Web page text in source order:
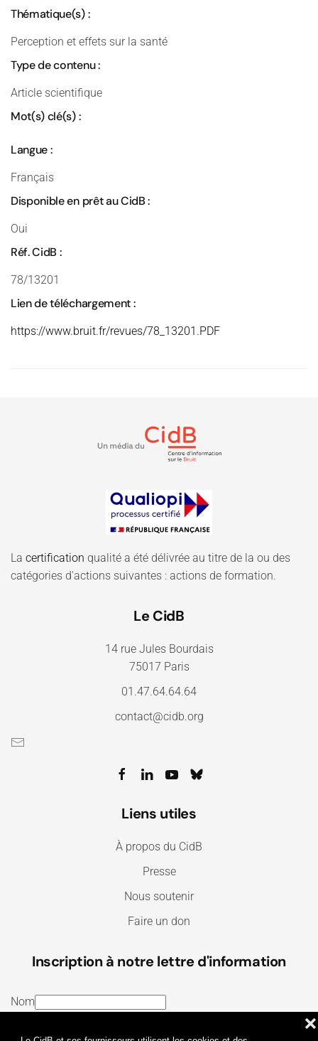
❌
Thématique(s) :
Perception et effets sur la santé
Type de contenu :
Article scientifique
Mot(s) clé(s) :
Langue :
Français
Disponible en prêt au CidB :
Oui
Réf. CidB :
78/13201
Lien de téléchargement :
https://www.bruit.fr/revues/78_13201.PDF
La certification qualité a été délivrée au titre de la ou des
catégories d'actions suivantes : actions de formation.
Le CidB
14 rue Jules Bourdais
75017 Paris
01.47.64.64.64
contact@cidb.org
Liens utiles
À propos du CidB
Presse
Nous soutenir
Faire un don
Inscription à notre lettre d'information
Nom